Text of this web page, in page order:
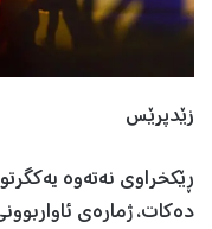
زێدپرێس